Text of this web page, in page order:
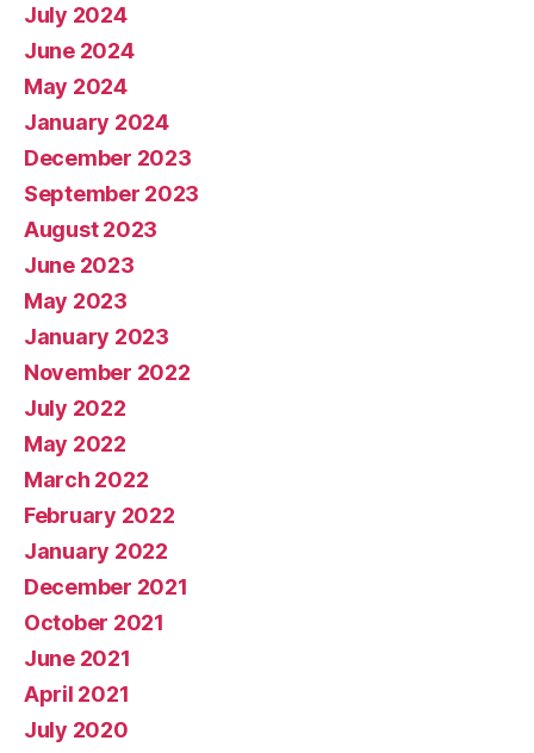
July 2024
June 2024
May 2024
January 2024
December 2023
September 2023
August 2023
June 2023
May 2023
January 2023
November 2022
July 2022
May 2022
March 2022
February 2022
January 2022
December 2021
October 2021
June 2021
April 2021
July 2020